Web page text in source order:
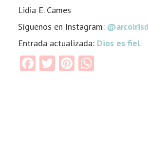
Lidia E. Cames
Síguenos en Instagram:
Entrada actualizada: Dios es fiel
Facebook
TwitterPinterest